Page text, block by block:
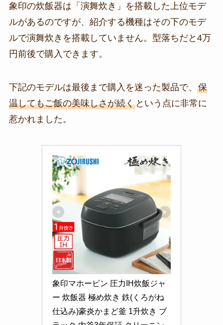
象印の炊飯器は「演舞炊き」を搭載した上位モデ
ルがあるのですが、紹介する機種はその下のモデ
ルで演舞炊きを搭載していません。型落ちだと4万
円前後で購入できます。
下記のモデルは最後まで購入を迷った製品で、 保
温してもご飯の美味しさが続くという点に非常に
惹かれました。
象印マホービン 圧力IH炊飯ジャ
ー 炊飯器 極め炊き 鉄(くろがね
仕込み)豪炎かまど釜 1升炊き ブ